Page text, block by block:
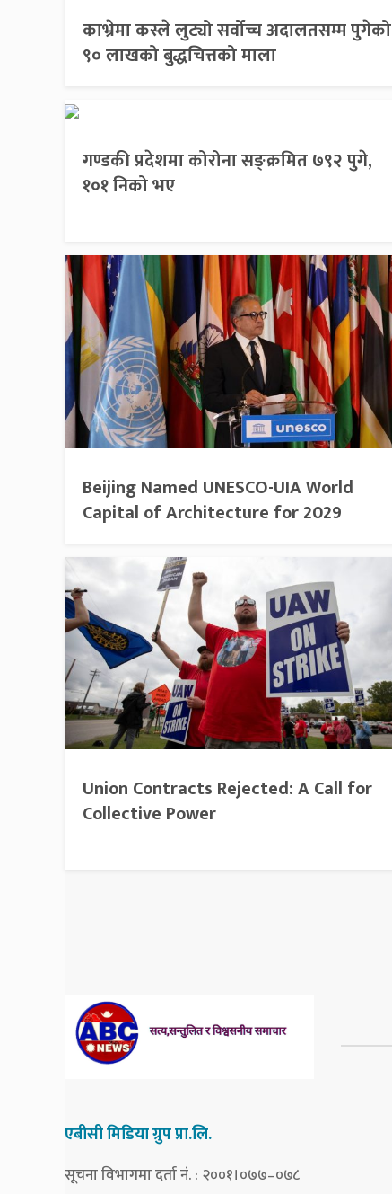
काभ्रेमा कस्ले लुट्यो सर्वोच्च अदालतसम्म पुगेको
९० लाखको बुद्धचित्तको माला
गण्डकी प्रदेशमा कोरोना सङ्क्रमित ७९२ पुगे,
१०१ निको भए
Beijing Named UNESCO-UIA World
Capital of Architecture for 2029
Union Contracts Rejected: A Call for
Collective Power
एबीसी मिडिया ग्रुप प्रा.लि.
सूचना विभागमा दर्ता नं. : २००१।०७७–०७८